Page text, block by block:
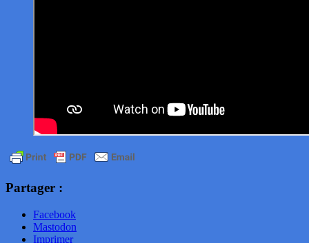
Partager :
Facebook
Mastodon
Imprimer